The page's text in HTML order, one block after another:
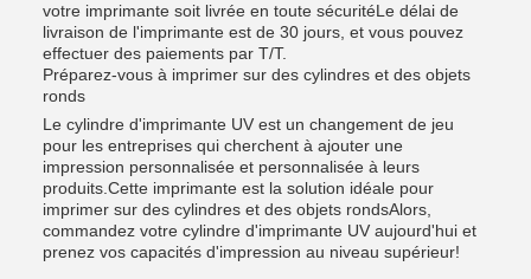
votre imprimante soit livrée en toute sécuritéLe délai de
livraison de l'imprimante est de 30 jours, et vous pouvez
effectuer des paiements par T/T.
Préparez-vous à imprimer sur des cylindres et des objets
ronds
Le cylindre d'imprimante UV est un changement de jeu
pour les entreprises qui cherchent à ajouter une
impression personnalisée et personnalisée à leurs
produits.Cette imprimante est la solution idéale pour
imprimer sur des cylindres et des objets rondsAlors,
commandez votre cylindre d'imprimante UV aujourd'hui et
prenez vos capacités d'impression au niveau supérieur!